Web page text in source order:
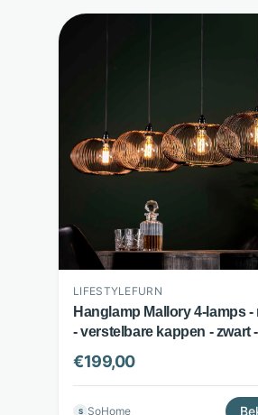
LIFESTYLEFURN
Hanglamp Mallory 4-lamps -
- verstelbare kappen - zwart -
LifestyleFurn
€199,00
S SoHome